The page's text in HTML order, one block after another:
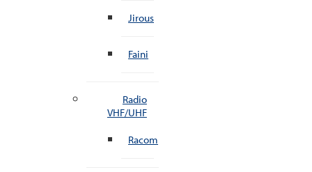
Jirous
Faini
Radio
VHF/UHF
Racom